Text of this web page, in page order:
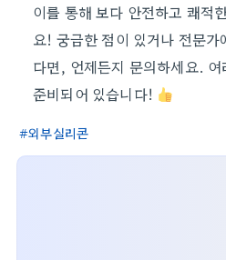
이를 통해 보다 안전하고 쾌적
요! 궁금한 점이 있거나 전문가
다면, 언제든지 문의하세요.
준비되어 있습니다!
외부실리콘